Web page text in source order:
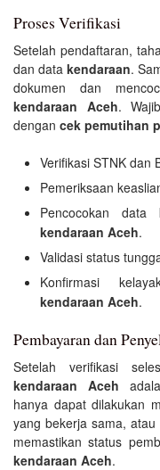
Proses Verifikasi
Setelah pendaftaran,
dan data kendaraan.
dokumen dan
kendaraan Aceh.
dengan cek pemutihan
Verifikasi STNK dan
Pemeriksaan
Pencocokan data
kendaraan Aceh.
Validasi status
Konfirmasi
kendaraan Aceh.
Pembayaran dan
Setelah verifikasi
kendaraan Aceh
hanya dapat dilakukan
yang bekerja sama,
memastikan status
kendaraan Aceh.